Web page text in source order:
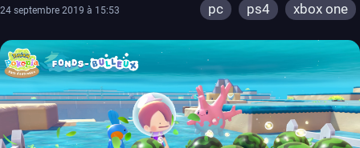
24 septembre 2019 à 15:53 pc ps4 xbox one